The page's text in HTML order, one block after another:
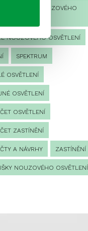
DENÍK NOUZOVÉHO
NOUZOVÉHO OSVĚTLENÍ
SPEKTRUM
OSVĚTLENÍ
OSVĚTLENÍ
OSVĚTLENÍ
ZASTÍNĚNÍ
A NÁVRHY ZASTÍNĚNÍ
NOUZOVÉHO OSVĚTLENÍ